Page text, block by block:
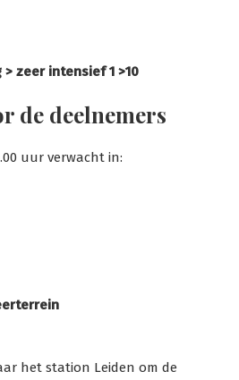
zeer intensief 1 >10
de deelnemers
uur verwacht in:
het station Leiden om de